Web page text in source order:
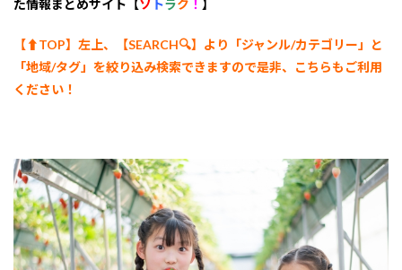
た情報まとめサイト【ソ トラク ！ 】
【⬆︎TOP】左上、【SEARCH🔍】より「ジャンル/カテゴリー 」と
「地域/タグ」を絞り込み検索できますので是非、こちらもご利用
ください！